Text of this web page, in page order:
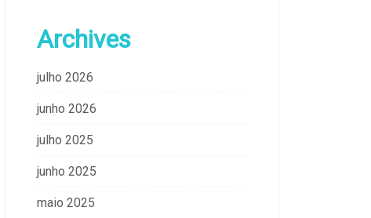
Archives
julho 2026
junho 2026
julho 2025
junho 2025
maio 2025